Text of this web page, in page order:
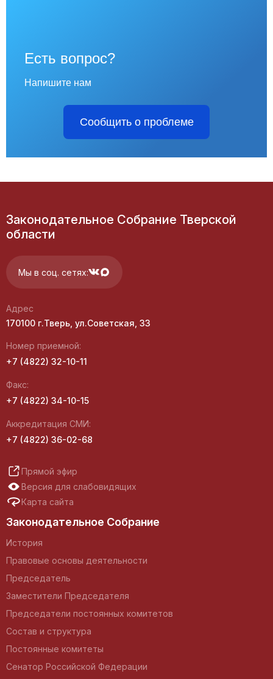
Есть вопрос?
Напишите нам
Сообщить о проблеме
Законодательное Собрание Тверской
области
Мы в соц. сетях:
Адрес
170100 г.Тверь, ул.Советская, 33
Номер приемной:
+7 (4822) 32-10-11
Факс:
+7 (4822) 34-10-15
Аккредитация СМИ:
+7 (4822) 36-02-68
Прямой эфир
Версия для слабовидящих
Карта сайта
Законодательное Собрание
История
Правовые основы деятельности
Председатель
Заместители Председателя
Председатели постоянных комитетов
Состав и структура
Постоянные комитеты
Сенатор Российской Федерации